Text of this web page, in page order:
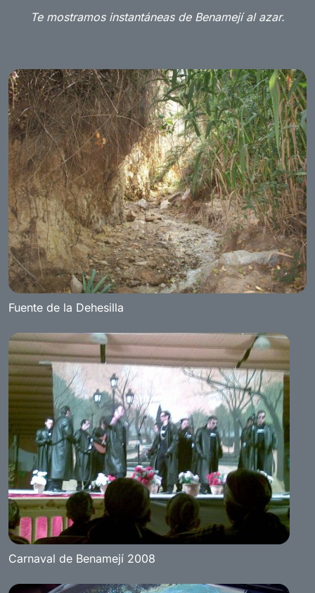
Te mostramos instantáneas de Benamejí al azar.
Fuente de la Dehesilla
Carnaval de Benamejí 2008